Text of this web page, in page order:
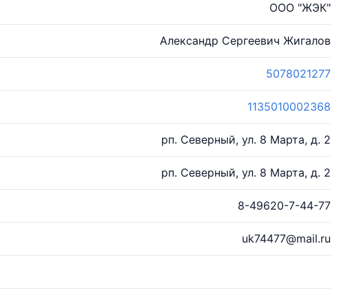
ООО "ЖЭК"
Александр Сергеевич Жигалов
5078021277
1135010002368
рп. Северный, ул. 8 Марта, д. 2
рп. Северный, ул. 8 Марта, д. 2
8-49620-7-44-77
uk74477@mail.ru